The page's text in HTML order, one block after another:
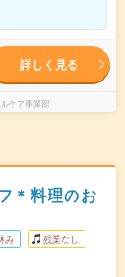
詳しく見る
ケア事業部
＊料理のお
み 残業なし